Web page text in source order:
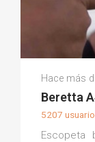
Hace más
Beretta
5207
Escopeta